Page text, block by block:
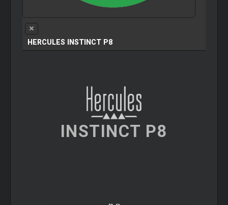
HERCULES INSTINCT P8
INSTINCT P8